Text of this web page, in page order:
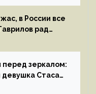
в России все
рад
перед зеркалом:
девушка Стаса